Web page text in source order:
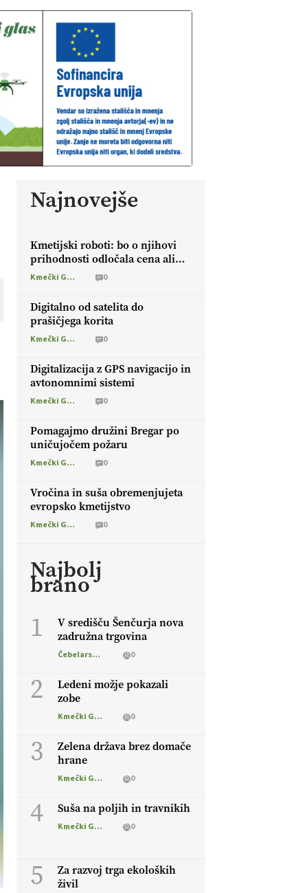
Najnovejše
Kmetijski roboti: bo o njihovi
prihodnosti odločala cena ali
prednosti za kmetijo?
Kmečki Glas 0
Digitalno od satelita do
prašičjega korita
Kmečki Glas 0
Digitalizacija z GPS navigacijo in
avtonomnimi sistemi
Kmečki Glas 0
Pomagajmo družini Bregar po
uničujočem požaru
Kmečki Glas 0
Vročina in suša obremenjujeta
evropsko kmetijstvo
Kmečki Glas 0
Najbolj
brano
1
V središču Šenčurja nova
zadružna trgovina
Čebelarstvo 0
2
Ledeni možje pokazali
zobe
Kmečki Glas 0
3
Zelena država brez domače
hrane
Kmečki Glas 0
4 Suša na poljih in travnikih
Kmečki Glas 0
5
Za razvoj trga ekoloških
živil